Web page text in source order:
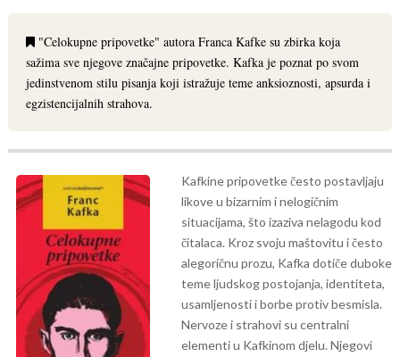
"Celokupne pripovetke" autora Franca Kafke su zbirka koja
sažima sve njegove značajne pripovetke. Kafka je poznat po svom
jedinstvenom stilu pisanja koji istražuje teme anksioznosti, apsurda i
egzistencijalnih strahova.
Kafkine pripovetke često postavljaju
likove u bizarnim i nelogičnim
situacijama, što izaziva nelagodu kod
čitalaca. Kroz svoju maštovitu i često
alegoričnu prozu, Kafka dotiče duboke
teme ljudskog postojanja, identiteta,
usamljenosti i borbe protiv besmisla.
Nervoze i strahovi su centralni
elementi u Kafkinom djelu. Njegovi